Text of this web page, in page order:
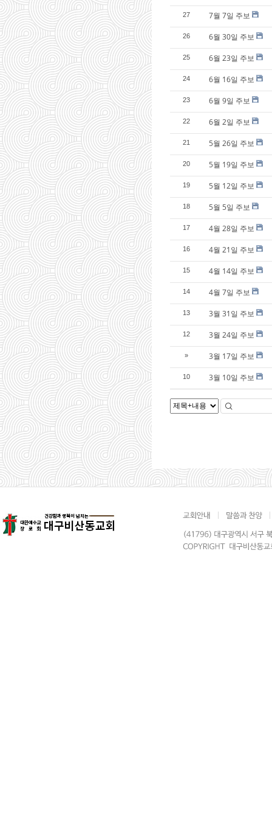
27 7월 7일 주보
26 6월 30일 주보
25 6월 23일 주보
24 6월 16일 주보
23 6월 9일 주보
22 6월 2일 주보
21 5월 26일 주보
20 5월 19일 주보
19 5월 12일 주보
18 5월 5일 주보
17 4월 28일 주보
16 4월 21일 주보
15 4월 14일 주보
14 4월 7일 주보
13 3월 31일 주보
12 3월 24일 주보
» 3월 17일 주보
10 3월 10일 주보